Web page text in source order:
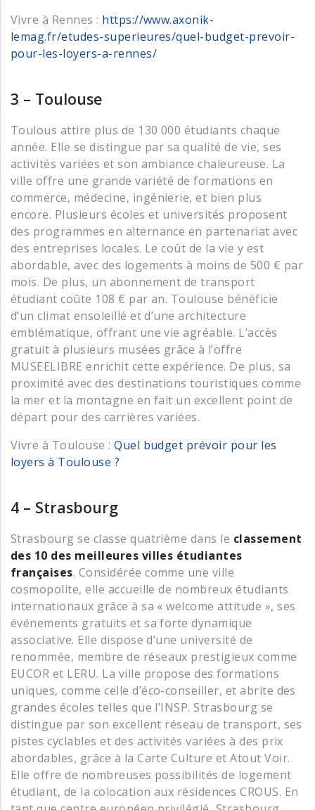
Vivre à Rennes : https://www.axonik-
lemag.fr/etudes-superieures/quel-budget-prevoir-
pour-les-loyers-a-rennes/
3 – Toulouse
Toulous attire plus de 130 000 étudiants chaque
année. Elle se distingue par sa qualité de vie, ses
activités variées et son ambiance chaleureuse. La
ville offre une grande variété de formations en
commerce, médecine, ingénierie, et bien plus
encore. Plusieurs écoles et universités proposent
des programmes en alternance en partenariat avec
des entreprises locales. Le coût de la vie y est
abordable, avec des logements à moins de 500 € par
mois. De plus, un abonnement de transport
étudiant coûte 108 € par an. Toulouse bénéficie
d’un climat ensoleillé et d’une architecture
emblématique, offrant une vie agréable. L’accès
gratuit à plusieurs musées grâce à l’offre
MUSEELIBRE enrichit cette expérience. De plus, sa
proximité avec des destinations touristiques comme
la mer et la montagne en fait un excellent point de
départ pour des carrières variées.
Vivre à Toulouse :Quel budget prévoir pour les
loyers à Toulouse ?
4 – Strasbourg
Strasbourg se classe quatrième dans le classement
des 10 des meilleures villes étudiantes
françaises. Considérée comme une ville
cosmopolite, elle accueille de nombreux étudiants
internationaux grâce à sa « welcome attitude », ses
événements gratuits et sa forte dynamique
associative. Elle dispose d’une université de
renommée, membre de réseaux prestigieux comme
EUCOR et LERU. La ville propose des formations
uniques, comme celle d’éco-conseiller, et abrite des
grandes écoles telles que l’INSP. Strasbourg se
distingue par son excellent réseau de transport, ses
pistes cyclables et des activités variées à des prix
abordables, grâce à la Carte Culture et Atout Voir.
Elle offre de nombreuses possibilités de logement
étudiant, de la colocation aux résidences CROUS. En